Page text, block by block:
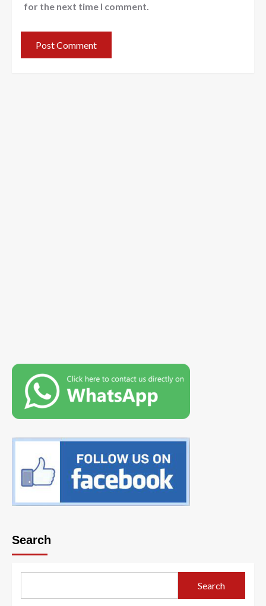
for the next time I comment.
Search
Search